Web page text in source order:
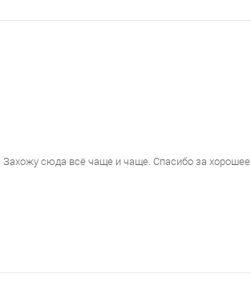
сюда всё чаще и чаще. Спасибо за хорошее